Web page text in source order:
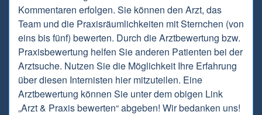
Kommentaren erfolgen. Sie können den Arzt, das
Team und die Praxisräumlichkeiten mit Sternchen (von
eins bis fünf) bewerten. Durch die Arztbewertung bzw.
Praxisbewertung helfen Sie anderen Patienten bei der
Arztsuche. Nutzen Sie die Möglichkeit Ihre Erfahrung
über diesen Internisten hier mitzuteilen. Eine
Arztbewertung können Sie unter dem obigen Link
„Arzt & Praxis bewerten“ abgeben! Wir bedanken uns!